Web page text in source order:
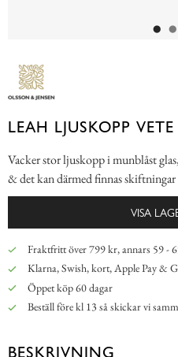
LEAH LJUSKOPP
Vacker stor ljuskopp i munblåst
& det kan därmed finnas skiftningar
VISA
Fraktfritt över 799 kr, annars 59 -
Klarna, Swish, kort, Apple Pay &
Öppet köp 60 dagar
Beställ före kl 13 så skickar vi
BESKRIVNING